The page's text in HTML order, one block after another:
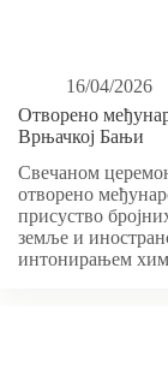
16/04/2026
Отворено
Врњачкој Бањи
Свечаном
отворено
присуство
земље и
интонирањем